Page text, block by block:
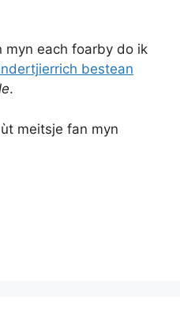
myn each foarby do ik
bestean
.
meitsje fan myn